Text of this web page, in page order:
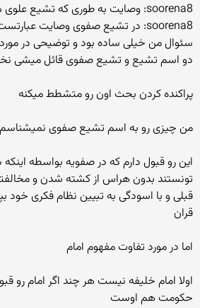
soorena8: وصایت به طوری که تشیع علوی می گوید
soorena8: در تشیع صفوی وصایت عبارتست از یک رژیم وراثتی
سئوال من خیلی ساده بود و توضیحی در
دو اسم تشیع و تشیع صفوی قائل میشی
پراکنده کردن بحث اون رو متشطط میکنه
من چیزی رو به اسم تشیع صفوی نمیشناسم
این رو قبول دارم که در صفویه بواسطه اینکه
تونستند بدون هراس از کشته شدن و
قبلی و با اسودگی به تبیین نظام فکری خود
قران
اما در مورد تفاوت مفهوم امام
اولا امام خلیفه نیست هر چند اگر امام رو
حکومت هم اوست